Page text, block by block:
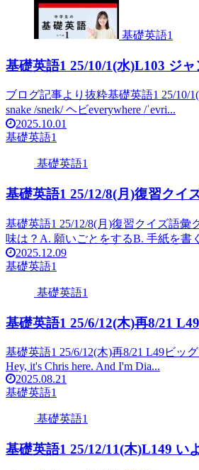
基礎英語1
基礎英語1 25/10/1(水)L103 ジ
ブログ記事より抜粋基礎英語1 25/10/1(
snake /sneɪk/ ヘビeverywhere /ˈevri...
2025.10.01
基礎英語1
基礎英語1
基礎英語1 25/12/8(月)復習クイ
基礎英語1 25/12/8(月)復習クイズ語彙
味は？A. 願いごとをするB. 手紙を書
2025.12.09
基礎英語1
基礎英語1
基礎英語1 25/6/12(木)再8/21
基礎英語1 25/6/12(木)再8/21 L49ビッ
Hey, it's Chris here. And I'm Dia...
2025.08.21
基礎英語1
基礎英語1
基礎英語1 25/12/11(木)L149 い